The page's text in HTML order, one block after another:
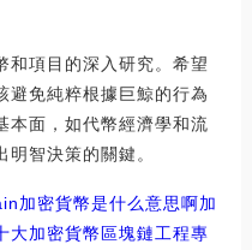
和項目的深入研究。希望
避免純粹根據巨鯨的行為
本面，如代幣經濟學和流
智決策的關鍵。
加密貨幣是什么意思啊加
大加密貨幣區塊鏈工程專